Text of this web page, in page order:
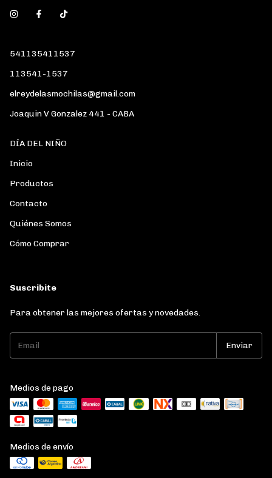
541135411537
113541-1537
elreydelasmochilas@gmail.com
Joaquin V Gonzalez 441 - CABA
DÍA DEL NIÑO
Inicio
Productos
Contacto
Quiénes Somos
Cómo Comprar
Suscribite
Para obtener las mejores ofertas y novedades.
Medios de pago
Medios de envío